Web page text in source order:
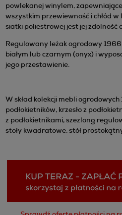
powlekanej winylem,
wszystkim przewiewność i chłód
siatki poliestrowej jest jej zdolność
Regulowany leżak ogrodowy
białym lub czarnym (onyx) i
jego przestawienie.
W skład kolekcji mebli
podłokietników, krzesło z
z podłokietnikami, szezlong
stoły kwadratowe, stół